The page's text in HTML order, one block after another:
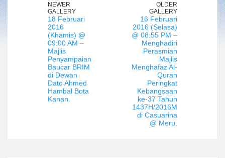
NEWER
GALLERY
18 Februari
2016
(Khamis) @
09:00 AM –
Majlis
Penyampaian
Baucar BRIM
di Dewan
Dato Ahmed
Hambal Bota
Kanan.
OLDER
GALLERY
16 Februari
2016 (Selasa)
@ 08:55 PM –
Menghadiri
Perasmian
Majlis
Menghafaz Al-
Quran
Peringkat
Kebangsaan
ke-37 Tahun
1437H/2016M
di Casuarina
@ Meru.